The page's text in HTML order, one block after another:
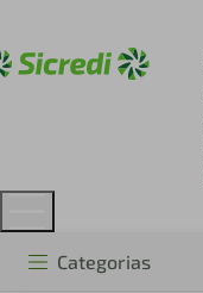
Categorias